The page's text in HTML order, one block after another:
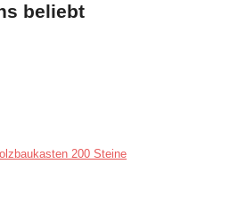
beliebt
200 Steine